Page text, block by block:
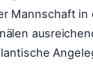
Mannschaft